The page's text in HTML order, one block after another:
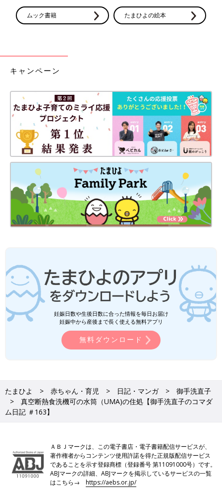
ムック書籍 たまひよの絵本
キャンペーン
妊娠日数や生後日数に合った情報を毎日お届け
妊娠中から産後まで長く使える無料アプリ
無料ダウンロード
たまひよ 赤ちゃん・育児 日記・マンガ
御手洗直子
真空断熱食洗機可の水筒（UMA)の住処【御手洗直子のコマダ
ム日記 ＃163】
ＡＢＪマークは、この電子書店・電子書籍配信サービスが、
著作権者からコンテンツ使用許諾を得た正規版配信サービス
であることを示す登録商標（登録番号 第11091000号）です。
ABJマークの詳細、ABJマークを掲示しているサービスの一覧
はこちら→https://aebs.or.jp/